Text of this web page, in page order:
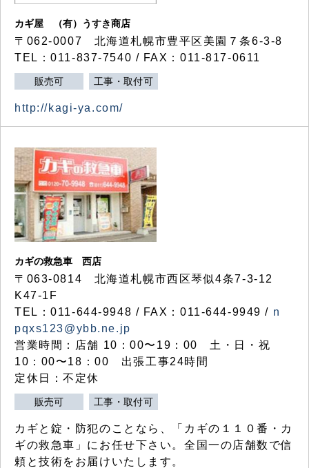
カギ屋 （有）うすき商店
〒062-0007 北海道札幌市豊平区美園７条6-3-8
TEL：011-837-7540 / FAX：011-817-0611
販売可 工事・取付可
http://kagi-ya.com/
カギの救急車 西店
〒063-0814 北海道札幌市西区琴似4条7-3-12
K47-1F
TEL：011-644-9948 / FAX：011-644-9949 / n
pqxs123@ybb.ne.jp
営業時間：店舗 10：00〜19：00 土・日・祝
10：00〜18：00 出張工事24時間
定休日：不定休
販売可 工事・取付可
カギと錠・防犯のことなら、「カギの１１０番・カ
ギの救急車」にお任せ下さい。全国一の店舗数で信
頼と技術をお届けいたします。